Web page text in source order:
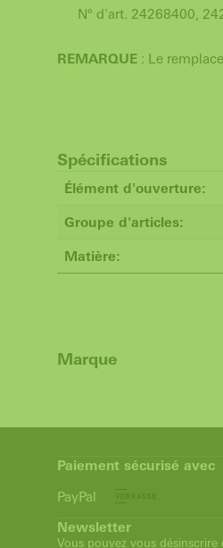
N° d'art. 24268400,
REMARQUE : Le
Spécifications
Élément d'ouverture:
Groupe d'articles:
Matière:
Marque
Paiement sécurisé avec
PayPal
Newsletter
Vous pouvez vous